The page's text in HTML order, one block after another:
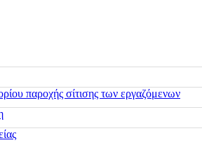
παροχής σίτισης των εργαζόμενων